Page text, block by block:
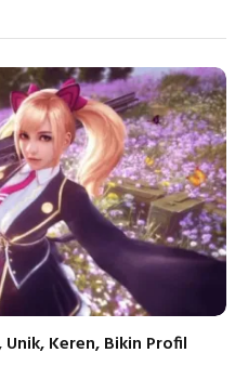
Keren, Bikin Profil